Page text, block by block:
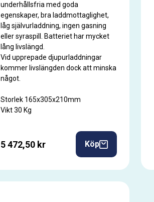
underhållsfria med goda
egenskaper, bra laddmottaglighet,
låg självurladdning, ingen gasning
eller syraspill. Batteriet har mycket
lång livslängd.
Vid upprepade djupurladdningar
kommer livslängden dock att minska
något.
Storlek 165x305x210mm
Vikt 30 Kg
5 472,50 kr Köp